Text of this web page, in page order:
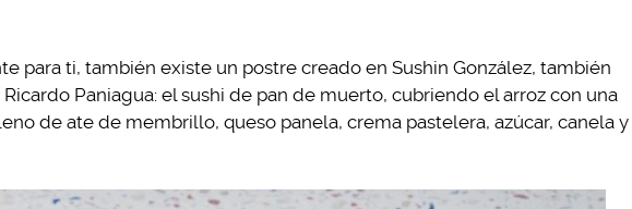
para ti, también existe un postre creado en Sushin González, también
Paniagua: el sushi de pan de muerto, cubriendo el arroz con una
de ate de membrillo, queso panela, crema pastelera, azúcar, canela y